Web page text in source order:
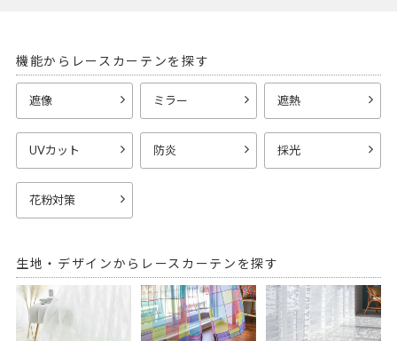
機能からレースカーテンを探す
遮像 ミラー 遮熱
UVカット 防炎 採光
花粉対策
生地・デザインからレースカーテンを探す